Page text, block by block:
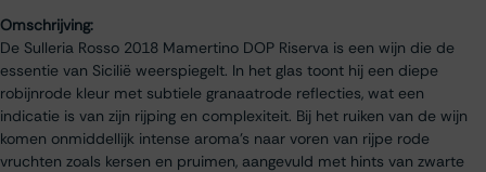
Omschrijving:
De Sulleria Rosso 2018 Mamertino DOP Riserva is een wijn die de
essentie van Sicilië weerspiegelt. In het glas toont hij een diepe
robijnrode kleur met subtiele granaatrode reflecties, wat een
indicatie is van zijn rijping en complexiteit. Bij het ruiken van de wijn
komen onmiddellijk intense aroma’s naar voren van rijpe rode
vruchten zoals kersen en pruimen, aangevuld met hints van zwarte